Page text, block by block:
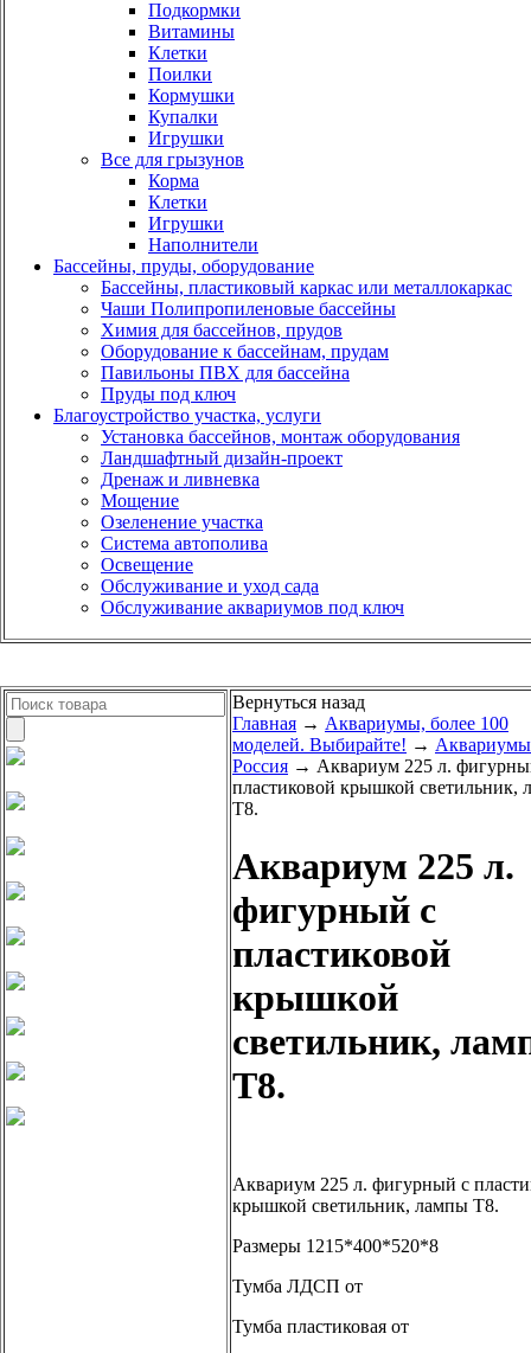
Подкормки
Витамины
Клетки
Поилки
Кормушки
Купалки
Игрушки
Все для грызунов
Корма
Клетки
Игрушки
Наполнители
Бассейны, пруды, оборудование
Бассейны, пластиковый каркас или металлокаркас
Чаши Полипропиленовые бассейны
Химия для бассейнов, прудов
Оборудование к бассейнам, прудам
Павильоны ПВХ для бассейна
Пруды под ключ
Благоустройство участка, услуги
Установка бассейнов, монтаж оборудования
Ландшафтный дизайн-проект
Дренаж и ливневка
Мощение
Озеленение участка
Система автополива
Освещение
Обслуживание и уход сада
Обслуживание аквариумов под ключ
Вернуться назад
Главная → Аквариумы, более 100
моделей. Выбирайте! → Аквариумы
Россия → Аквариум 225 л.
пластиковой крышкой светильник,
Т8.
Аквариум 225 л.
фигурный с
пластиковой
крышкой
светильник,
Т8.
Аквариум 225 л. фигурный с
крышкой светильник, лампы Т8.
Размеры 1215*400*520*8
Тумба ЛДСП от
Тумба пластиковая от